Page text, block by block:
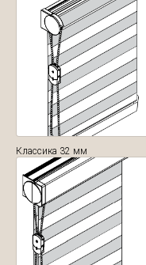
Классика 32 мм